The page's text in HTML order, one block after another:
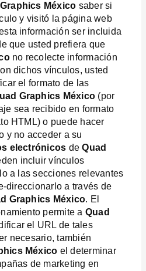
México saber si
y visitó la página web
información ser incluida
que usted prefiera que
no recolecte información
dichos vínculos, usted
el formato de las
Graphics México (por
sea recibido en formato
HTML) o puede hacer
y no acceder a su
electrónicos deQuad
incluir vínculos
a las secciones relevantes
direccionarlo a través de
Graphics México. El
permite a Quad
el URL de tales
necesario, también
México el determinar
de marketing en